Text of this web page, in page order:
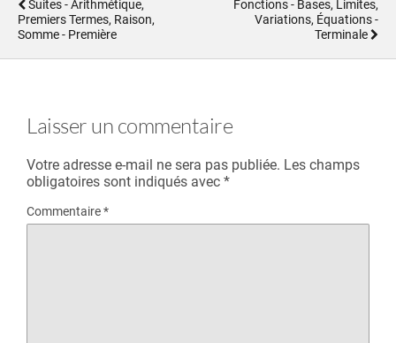
Suites - Arithmétique,
Premiers Termes, Raison,
Somme - Première
Fonctions - Bases, Limites,
Variations, Équations -
Terminale
Laisser un commentaire
Votre adresse e-mail ne sera pas publiée. Les champs
obligatoires sont indiqués avec *
Commentaire*